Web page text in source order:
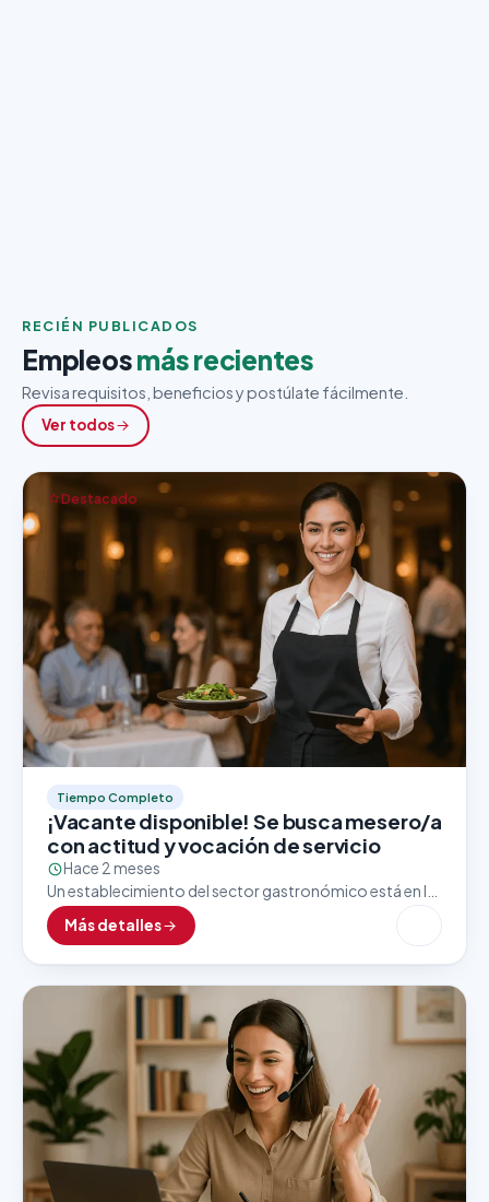
RECIÉN PUBLICADOS
Empleosmás recientes
Revisa requisitos, beneficios y postúlate fácilmente.
Ver todos
Destacado
Tiempo Completo
¡Vacante disponible! Se busca mesero/a
con actitud y vocación de servicio
Hace 2 meses
Un establecimiento del sector gastronómico está en la
búsqueda activa de un/a mesero/a con excelente
presentación, trato amable y enfoque al cliente. Esta
vacante…
Más detalles